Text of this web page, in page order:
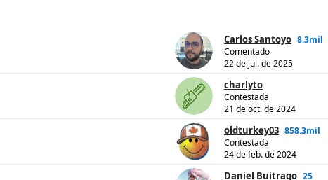
Carlos Santoyo 8.3mil
Comentado
22 de jul. de 2025
charlyto
Contestada
21 de oct. de 2024
oldturkey03 858.3mil
Contestada
24 de feb. de 2024
Daniel Buitrago 25